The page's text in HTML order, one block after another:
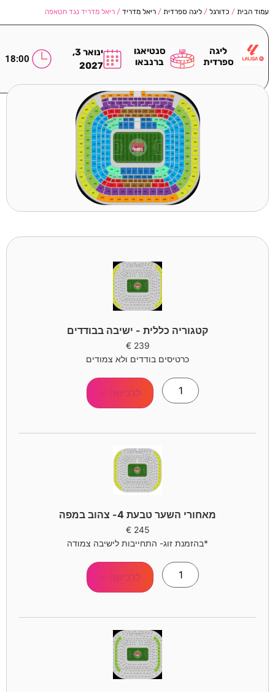
עמוד הבית / כדורגל / ליגה ספרדית / ריאל מדריד / ריאל מדריד נגד חטאפה
ליגה
ספרדית
סנטיאגו
ברנבאו
ינואר 3,
2027
18:00
קטגוריה כללית - ישיבה בבודדים
239
€
כרטיסים בודדים ולא צמודים
לרכישה >
מאחורי השער טבעת 4- צהוב במפה
245
€
*בהזמנת זוג- התחייבות לישיבה צמודה
לרכישה >